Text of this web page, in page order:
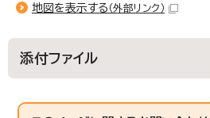
地図を表示する （外部リンク）
添付ファイル